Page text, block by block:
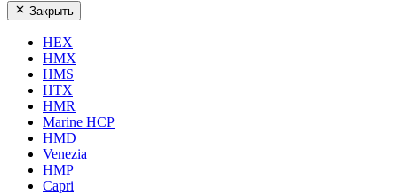
Закрыть
HEX
HMX
HMS
HTX
HMR
Marine HCP
HMD
Venezia
HMP
Capri